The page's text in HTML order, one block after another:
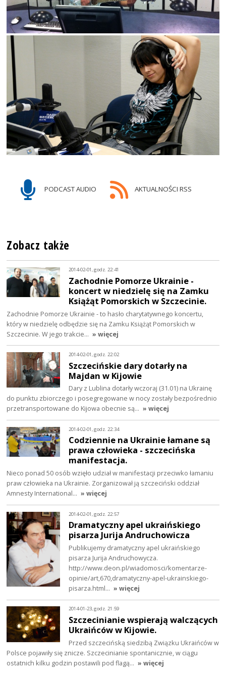
PODCAST AUDIO AKTUALNOŚCI RSS
Zobacz także
2014-02-01, godz. 22:41
Zachodnie Pomorze Ukrainie -
koncert w niedzielę się na Zamku
Książąt Pomorskich w Szczecinie.
Zachodnie Pomorze Ukrainie - to hasło charytatywnego koncertu,
który w niedzielę odbędzie się na Zamku Książąt Pomorskich w
Szczecinie. W jego trakcie… » więcej
2014-02-01, godz. 22:02
Szczecińskie dary dotarły na
Majdan w Kijowie
Dary z Lublina dotarły wczoraj (31.01) na Ukrainę
do punktu zbiorczego i posegregowane w nocy zostały bezpośrednio
przetransportowane do Kijowa obecnie są… » więcej
2014-02-01, godz. 22:34
Codziennie na Ukrainie łamane są
prawa człowieka - szczecińska
manifestacja.
Nieco ponad 50 osób wzięło udział w manifestacji przeciwko łamaniu
praw człowieka na Ukrainie. Zorganizował ją szczeciński oddział
Amnesty International… » więcej
2014-02-01, godz. 22:57
Dramatyczny apel ukraińskiego
pisarza Jurija Andruchowicza
Publikujemy dramatyczny apel ukraińskiego
pisarza Jurija Andruchowycza.
http://www.deon.pl/wiadomosci/komentarze-
opinie/art,670,dramatyczny-apel-ukrainskiego-
pisarza.html… » więcej
2014-01-23, godz. 21:59
Szczecinianie wspierają walczących
Ukraińców w Kijowie.
Przed szczecińską siedzibą Związku Ukraińców w
Polsce pojawiły się znicze. Szczecinianie spontanicznie, w ciągu
ostatnich kilku godzin postawili pod flagą… » więcej